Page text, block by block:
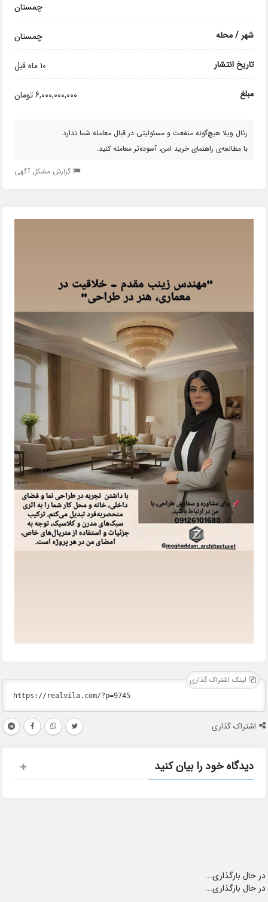
چمستان
شهر / محله چمستان
تاریخ انتشار 10 ماه قبل
مبلغ 6,000,000,000 تومان
رئال ویلا هیچ‌گونه منفعت و مسئولیتی در قبال معامله شما ندارد.
با مطالعه‌ی راهنمای خرید امن، آسوده‌تر معامله کنید.
گزارش مشکل آگهی
لینک اشتراک گذاری
اشتراک گذاری
دیدگاه خود را بیان کنید
در حال بارگذاری...
در حال بارگذاری...